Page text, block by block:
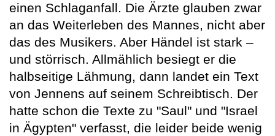
einen Schlaganfall. Die Ärzte glauben zwar
an das Weiterleben des Mannes, nicht aber
das des Musikers. Aber Händel ist stark –
und störrisch. Allmählich besiegt er die
halbseitige Lähmung, dann landet ein Text
von Jennens auf seinem Schreibtisch. Der
hatte schon die Texte zu "Saul" und "Israel
in Ägypten" verfasst, die leider beide wenig